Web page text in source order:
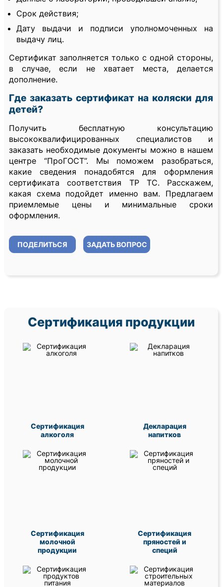
Срок действия;
Дату выдачи и подписи уполномоченных на
выдачу лиц.
Сертификат заполняется только с одной стороны,
в случае, если не хватает места, делается
дополнение.
Где заказать сертификат на коляски для
детей?
Получить бесплатную консультацию
высококвалифицированных специалистов и
заказать необходимые документы можно в нашем
центре “ПроГОСТ”. Мы поможем разобраться,
какие сведения понадобятся для оформления
сертификата соответствия ТР ТС. Расскажем,
какая схема подойдет именно вам. Предлагаем
приемлемые цены и минимальные сроки
оформления.
ПОДЕЛИТЬСЯ ЗАДАТЬ ВОПРОС
Сертификация продукции
Сертификация
алкоголя
Декларация
напитков
Сертификация
молочной
продукции
Сертификация
пряностей и
специй